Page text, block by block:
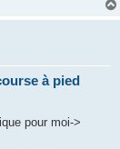
à pied
pour moi->